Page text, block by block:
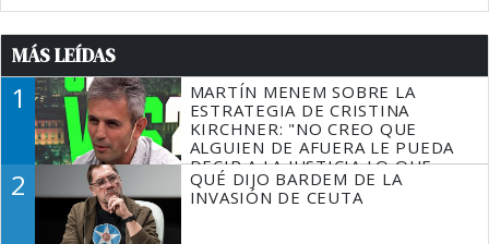
MÁS LEÍDAS
1
MARTÍN MENEM SOBRE LA
ESTRATEGIA DE CRISTINA
KIRCHNER: "NO CREO QUE
ALGUIEN DE AFUERA LE PUEDA
DECIR A LA JUSTICIA LO QUE
TIENE QUE HACER"
2
QUÉ DIJO BARDEM DE LA
INVASIÓN DE CEUTA